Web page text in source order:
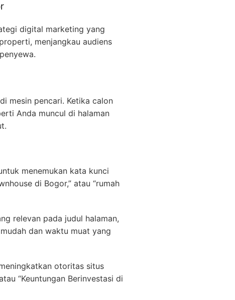
digital marketing yang
menjangkau audiens
mesin pencari. Ketika calon
Anda muncul di halaman
menemukan kata kunci
di Bogor,” atau “rumah
relevan pada judul halaman,
dan waktu muat yang
otoritas situs
“Keuntungan Berinvestasi di